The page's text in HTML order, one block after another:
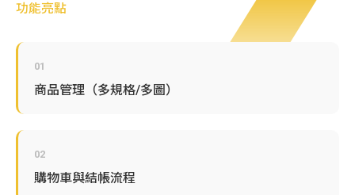
功能亮點
01
商品管理（多規格/多圖）
02
購物車與結帳流程